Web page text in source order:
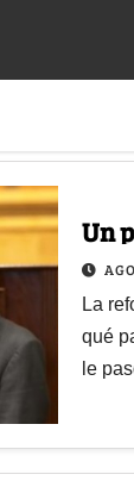
Un
La
qué
le